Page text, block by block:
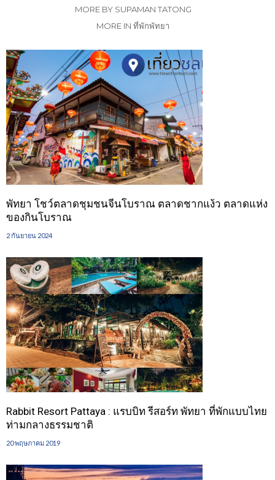
MORE BY SUPAMAN TATONG
MORE IN ที่พักพัทยา
พัทยา โชว์ตลาดชุมชนจีนโบราณ ตลาดชากแง้ว ตลาดแห่ง
ของกินโบราณ
2 กันยายน 2024
Rabbit Resort Pattaya : แรบบิท รีสอร์ท พัทยา ที่พักแบบไทย
ท่ามกลางธรรมชาติ
20 พฤษภาคม 2019